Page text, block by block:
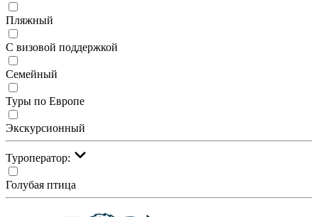
Пляжный
С визовой поддержкой
Семейный
Туры по Европе
Экскурсионный
Туроператор:
Голубая птица